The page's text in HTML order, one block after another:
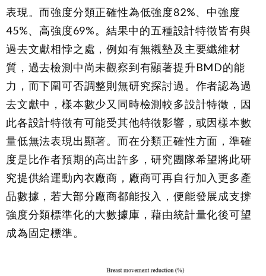
表現。而強度分類正確性為低強度82%、中強度
45%、高強度69%。結果中的五種設計特徵皆有與
過去文獻相悖之處，例如有無襯墊及主要纖維材
質，過去檢測中尚未觀察到有顯著提升BMD的能
力，而下圍可否調整則無研究探討過。作者認為過
去文獻中，樣本數少又同時檢測較多設計特徵，因
此各設計特徵有可能受其他特徵影響，或因樣本數
量低無法表現出顯著。而在分類正確性方面，準確
度是比作者預期的高出許多，研究團隊希望將此研
究提供給運動內衣廠商，廠商可再自行加入更多產
品數據，若大部分廠商都能投入，便能發展成支撐
強度分類標準化的大數據庫，藉由統計量化後可望
成為固定標準。